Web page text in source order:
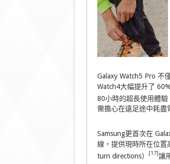
Galaxy Watch5 Pro 不
Watch4大幅提升了
80小時的超長使用體
需擔心在遠足途中耗盡
Samsung更首次在
線，提供現時所在位置
turn directions）
[17]讓